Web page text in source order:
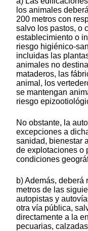
los animales
200 metros con
salvo los pastos, o
establecimiento o
riesgo higiénico-
incluidas las
animales no
mataderos, las
animal, los
se mantengan
riesgo
No obstante, la
excepciones a
sanidad, bienestar
de explotaciones o
condiciones
b) Además,
metros de las
autopistas y
otra vía pública,
directamente a la
pecuarias,